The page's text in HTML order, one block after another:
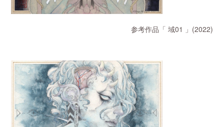
参考作品「 域01 」(2022)